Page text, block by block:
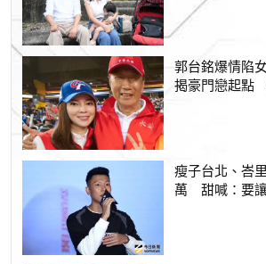
郭台銘爆情陷
揭豪門戀起點
瘦子台北、峇
萬 甜喊：要